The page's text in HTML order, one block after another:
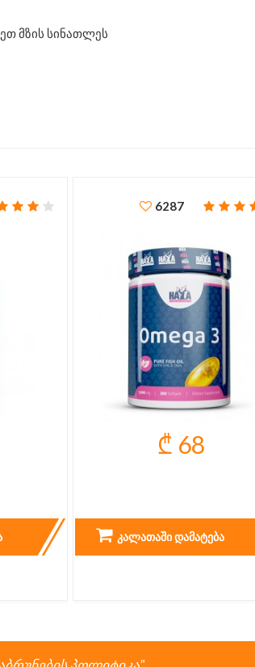
მზის სინათლეს
6287
₾ 68
ᲙᲐᲚᲐᲗᲐᲨᲘ ᲓᲐᲛᲐᲢᲔᲑᲐ